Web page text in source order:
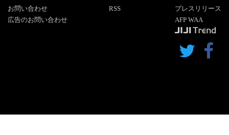
お問い合わせ
広告のお問い合わせ
RSS
プレスリリース
AFP WAA